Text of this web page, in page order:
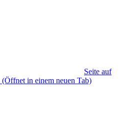
Seite auf
(Öffnet in einem neuen Tab)